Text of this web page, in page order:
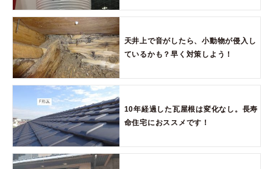
天井上で音がしたら、小動物が侵入し
ているかも？早く対策しよう！
10年経過した瓦屋根は変化なし。長寿
命住宅におススメです！